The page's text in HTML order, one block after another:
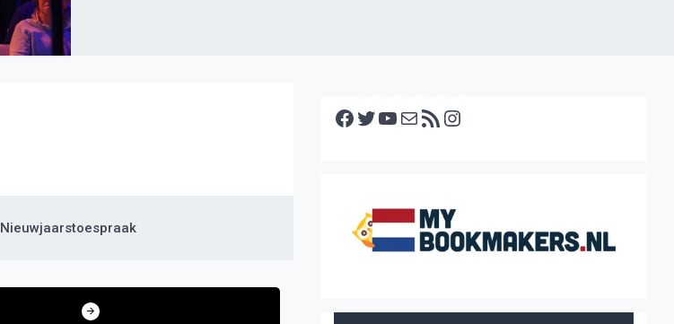
Nieuwjaarstoespraak
Facebook Twitter YouTube E-mail RSS feed